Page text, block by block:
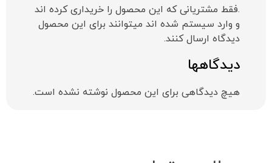
دیدگاهها
هیچ دیدگاهی برای این محصول نوشته نشده است.
.فقط مشتریانی که این محصول را خریداری کرده اند
و وارد سیستم شده اند میتوانند برای این محصول
دیدگاه ارسال کنند.